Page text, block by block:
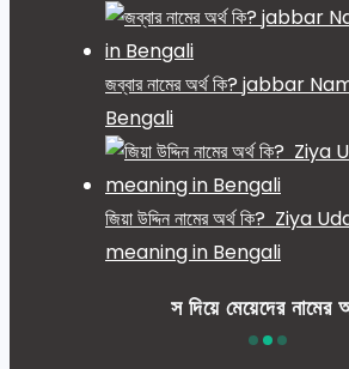
জব্বার নামের অর্থ কি? jabbar
Bengali
জিয়া উদ্দিন নামের অর্থ কি? Ziya
meaning in Bengali
স দিয়ে মেয়েদের নামের